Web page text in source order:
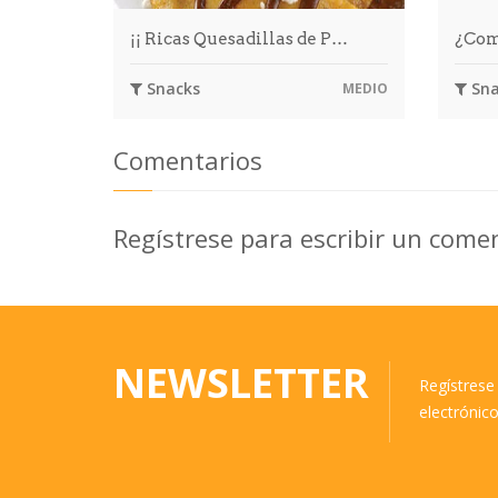
¡¡ Ricas Quesadillas de P…
Snacks MEDIO
Comentarios
Regístrese para escribir un
NEWSLETTER